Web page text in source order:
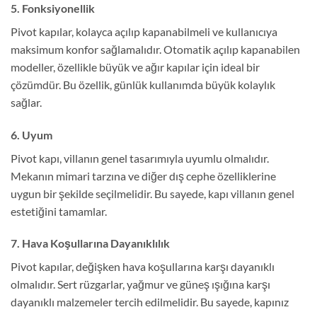
5. Fonksiyonellik
Pivot kapılar, kolayca açılıp kapanabilmeli ve kullanıcıya
maksimum konfor sağlamalıdır. Otomatik açılıp kapanabilen
modeller, özellikle büyük ve ağır kapılar için ideal bir
çözümdür. Bu özellik, günlük kullanımda büyük kolaylık
sağlar.
6. Uyum
Pivot kapı, villanın genel tasarımıyla uyumlu olmalıdır.
Mekanın mimari tarzına ve diğer dış cephe özelliklerine
uygun bir şekilde seçilmelidir. Bu sayede, kapı villanın genel
estetiğini tamamlar.
7. Hava Koşullarına Dayanıklılık
Pivot kapılar, değişken hava koşullarına karşı dayanıklı
olmalıdır. Sert rüzgarlar, yağmur ve güneş ışığına karşı
dayanıklı malzemeler tercih edilmelidir. Bu sayede, kapınız